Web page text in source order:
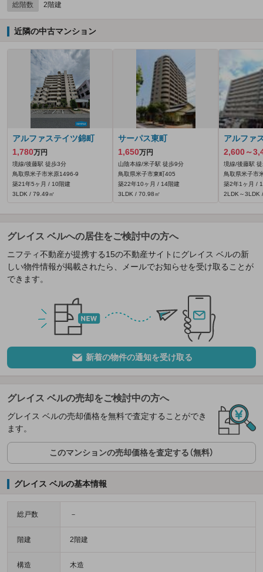
総階数 2階建
近隣の中古マンション
アルファステイツ錦町
1,780万円
境線/後藤駅 徒歩3分
鳥取県米子市米原1496‐9
築21年5ヶ月 / 10階建
3LDK / 79.49㎡
サーパス東町
1,650万円
山陰本線/米子駅 徒歩9分
鳥取県米子市東町405
築22年10ヶ月 / 14階建
3LDK / 70.98㎡
アルファ
2,600～
境線/後藤駅
鳥取県米子市
築2年1ヶ月 /
2LDK～3LDK
グレイス ベルへの居住をご検討中の方へ
ニフティ不動産が提携する15の不動産サイトにグレイス ベルの新
しい物件情報が掲載されたら、メールでお知らせを受け取ることが
できます。
新着の物件の通知を受け取る
グレイス ベルの売却をご検討中の方へ
グレイス ベルの売却価格を無料で査定することができ
ます。
このマンションの売却価格を査定する（無料）
グレイス ベルの基本情報
総戸数 －
階建 2階建
構造 木造